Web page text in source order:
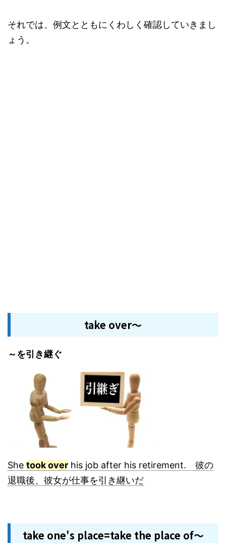
それでは、例文とともにくわしく確認していきまし
ょう。
take over～
～を引き継ぐ
She took over his job after his retirement. 彼の
退職後、彼女が仕事を引き継いだ
take one's place=take the place of～